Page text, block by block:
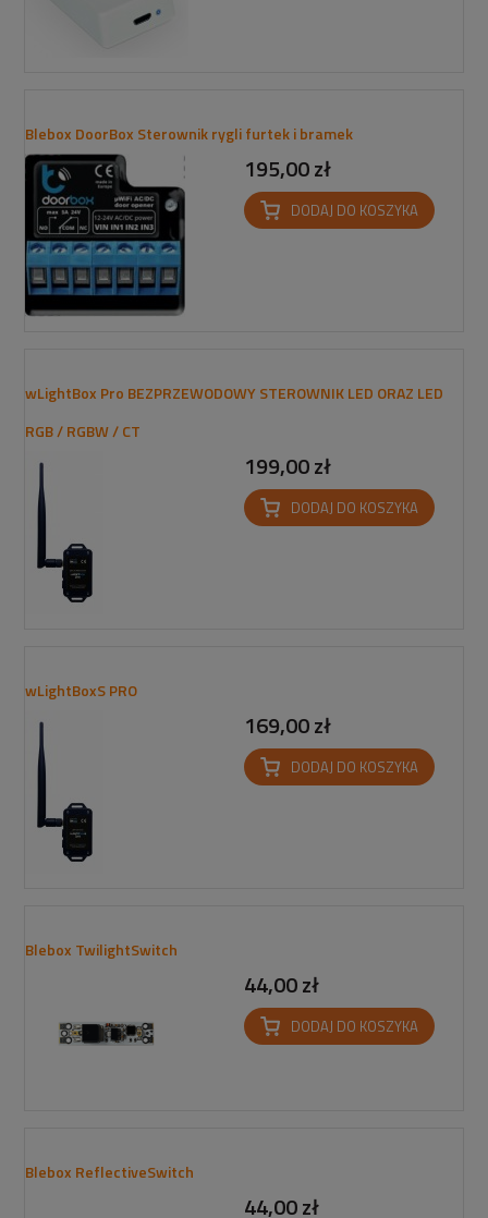
Blebox DoorBox Sterownik rygli furtek i bramek
195,00 zł
DODAJ DO KOSZYKA
wLightBox Pro BEZPRZEWODOWY STEROWNIK LED ORAZ LED
RGB / RGBW / CT
199,00 zł
DODAJ DO KOSZYKA
wLightBoxS PRO
169,00 zł
DODAJ DO KOSZYKA
Blebox TwilightSwitch
44,00 zł
DODAJ DO KOSZYKA
Blebox ReflectiveSwitch
44,00 zł